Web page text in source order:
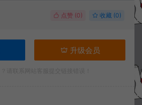
点赞 (0) 收藏 (0)
升级会员